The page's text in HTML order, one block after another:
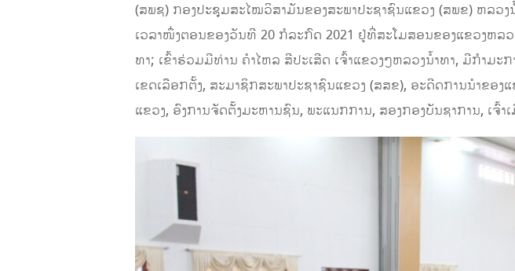
(ສ​ພ​ຊ) ກອງປະຊຸມສະໄໝວິສາມັນຂອງສະພາປະຊາຊົນແຂວງ (ສ​ພ​ຂ) ຫລວ
ເວລາ​ໜຶ່ງຕອນຂອງວັນທີ 20 ກໍລະກົດ 2021 ຢູ່ທີ່ສະໂມສອນຂອງແຂວງ​ຫລ
ທາ; ເຂົ້າຮ່ວມມີທ່ານ ຄຳໄຫລ ສີປະເສີດ ເຈົ້າແຂວງໆຫລວງນໍ້າທາ, ມີກຳມ
ເຂດເລືອກຕັ້ງ, ສະມາຊິກສະພາປະຊາຊົນແຂວງ (ສ​ສ​ຂ), ອະດີດການນຳຂອ
ແຂວງ, ອົງການຈັດຕັ້ງມະຫານຊົນ, ພະແນກການ, ສອງກອງບັນຊາການ, ເຈົ້